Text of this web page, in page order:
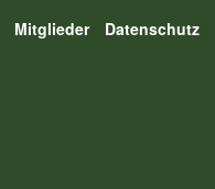
Mitglieder Datenschutz